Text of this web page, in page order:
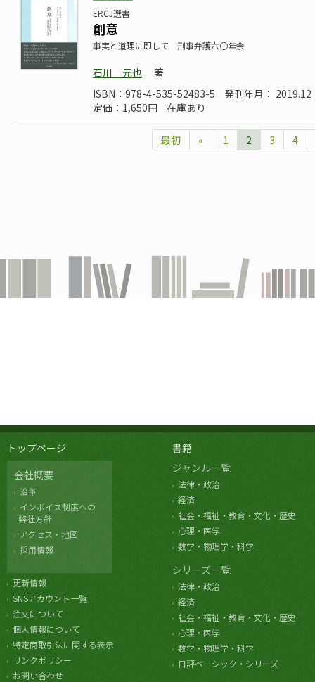
ERCJ選書
創意
事実と道理に即して 刑事弁護六〇年余
石川 元也
著
ISBN：978-4-535-52483-5
発刊年月： 2019.12
定価：1,650円
在庫あり
最初 « 1 2 3 4
トップページ
会社概要
沿革
インボイス制度への
弊社方針
アクセス・地図
採用情報
更新情報
SNSアカウント一覧
注文について
個人情報について
特定商取引法に関する表示
リンクポリシー
お問い合わせ
書籍
ジャンル一覧
法律・政治
経済
社会・福祉・教育・文化・歴史
心理・医学
数学・物理学・科学
シリーズ一覧
法律・政治
経済
社会・福祉・教育・文化・歴史
心理・医学
数学・物理学・科学
日評ベーシック・シリーズ